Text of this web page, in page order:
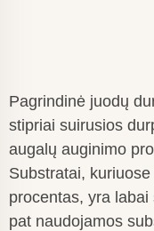
Pagrindinė juodų
stipriai suirusios
augalų auginimo
Substratai,
procentas, yra
pat naudojamos